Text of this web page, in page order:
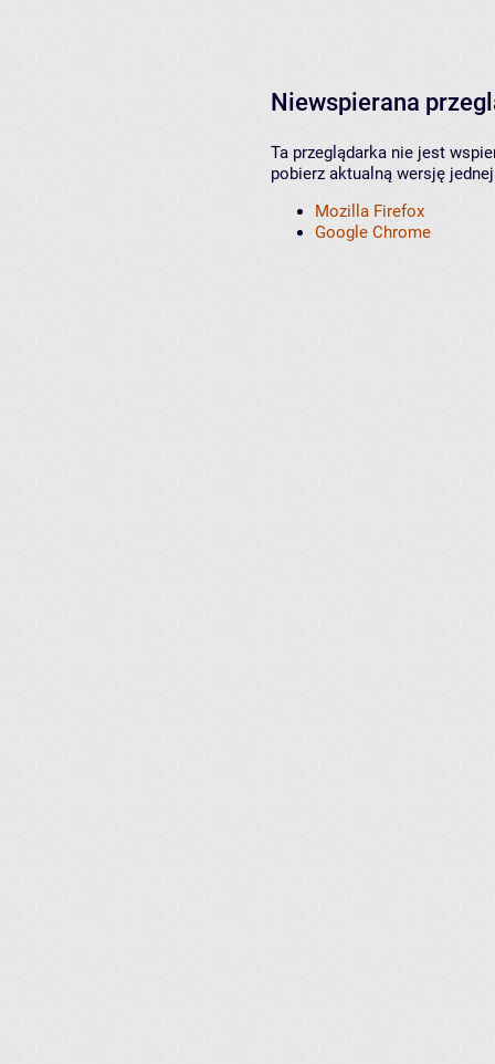
Niewspierana
Ta przeglądarka nie jest
pobierz aktualną wersję
Mozilla Firefox
Google Chrome